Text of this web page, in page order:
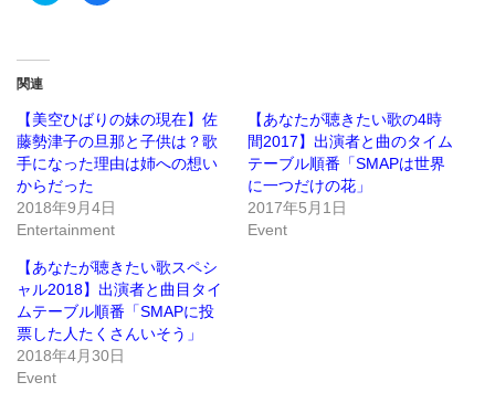
(新
し
い
ウ
ィ
ン
ド
ウ
で
開
ま
す)
ッ
ク
し
て
く
い
(新
し
ウ
ィ
ン
ド
ウ
で
開
き
ま
関連
【美空ひばりの妹の現在】佐
藤勢津子の旦那と子供は？歌
手になった理由は姉への想い
からだった
2018年9月4日
Entertainment
【あなたが聴きたい歌の4時
間2017】出演者と曲のタイム
テーブル順番「SMAPは世界
に一つだけの花」
2017年5月1日
Event
【あなたが聴きたい歌スペシ
ャル2018】出演者と曲目タイ
ムテーブル順番「SMAPに投
票した人たくさんいそう」
2018年4月30日
Event